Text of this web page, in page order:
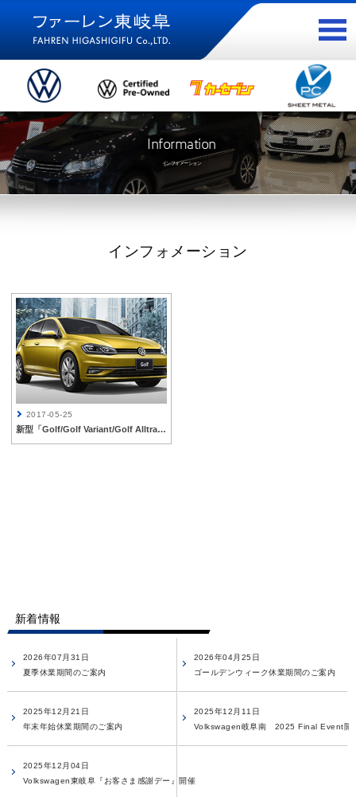
Information
インフォメーション
インフォメーション
2017-05-25
新型「Golf/Golf Variant/Golf Alltrack」 発売開始
新着情報
2026年07月31日
夏季休業期間のご案内
2026年04月25日
ゴールデンウィーク休業期間のご案内
2025年12月21日
年末年始休業期間のご案内
2025年12月11日
Volkswagen岐阜南 2025 Final Event開
2025年12月04日
Volkswagen東岐阜『お客さま感謝デー』開催